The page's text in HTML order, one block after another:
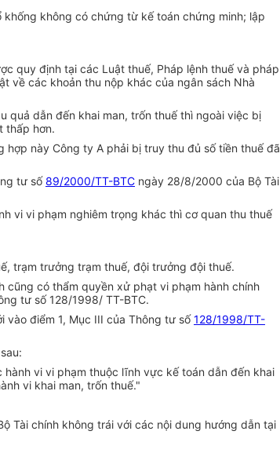
không có chứng từ kế toán chứng minh; lập
quy định tại các Luật thuế, Pháp lệnh thuế và pháp
về các khoản thu nộp khác của ngân sách Nhà
quả dẫn đến khai man, trốn thuế thì ngoài việc bị
thấp hơn.
này Công ty A phải bị truy thu đủ số tiền thuế đã
tư số89/2000/TT-BTC ngày 28/8/2000 của Bộ Tài
vi vi phạm nghiêm trọng khác thì cơ quan thu thuế
trạm trưởng trạm thuế, đội trưởng đội thuế.
cũng có thẩm quyền xử phạt vi phạm hành chính
tư số 128/1998/ TT-BTC.
vào điểm 1, Mục III của Thông tư số128/1998/TT-
vi vi phạm thuộc lĩnh vực kế toán dẫn đến khai
vi khai man, trốn thuế."
Tài chính không trái với các nội dung hướng dẫn tại